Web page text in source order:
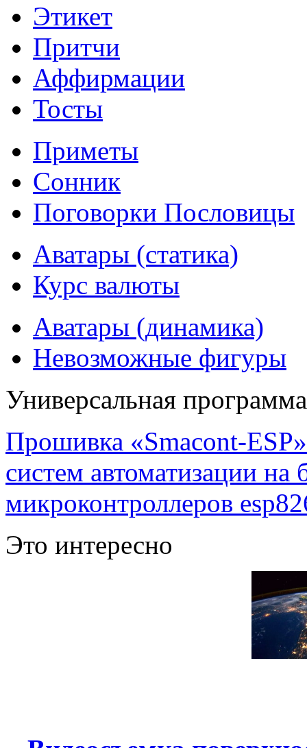
Этикет
Притчи
Аффирмации
Тосты
Приметы
Сонник
Поговорки Пословицы
Аватары (статика)
Курс валюты
Аватары (динамика)
Невозможные фигуры
Универсальная
Прошивка «Smacont-
систем автоматизации
микроконтроллеров
Это интересно